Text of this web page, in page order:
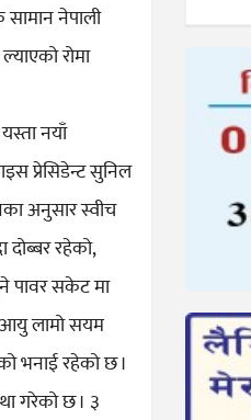
सामान नेपाली
रोमा
नयाँ
प्रेसिडेन्ट सुनिल
अनुसार स्वीच
रहेको,
पावर सकेट मा
आयु लामो सयम
भनाई रहेको छ ।
गरेको छ । ३